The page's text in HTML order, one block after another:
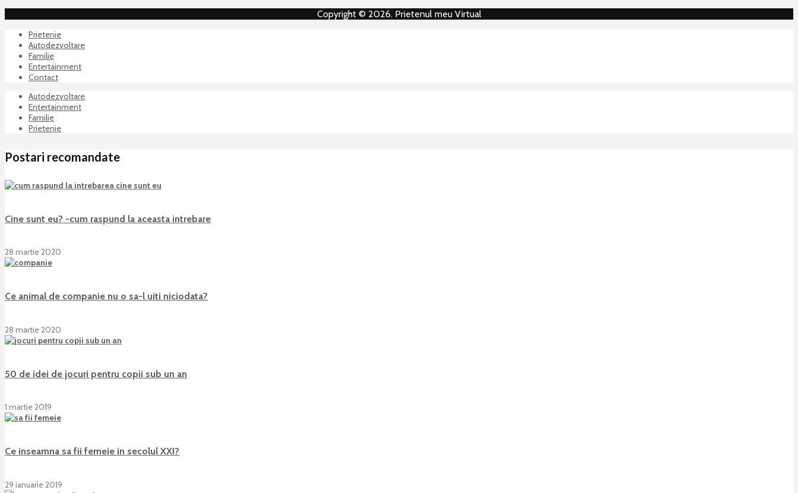
Copyright © 2026. Prietenul meu Virtual
Prietenie
Autodezvoltare
Familie
Entertainment
Contact
Autodezvoltare
Entertainment
Familie
Prietenie
Postari recomandate
Cine sunt eu? -cum raspund la aceasta intrebare
28 martie 2020
Ce animal de companie nu o sa-l uiti niciodata?
28 martie 2020
50 de idei de jocuri pentru copii sub un an
1 martie 2019
Ce inseamna sa fii femeie in secolul XXI?
29 ianuarie 2019